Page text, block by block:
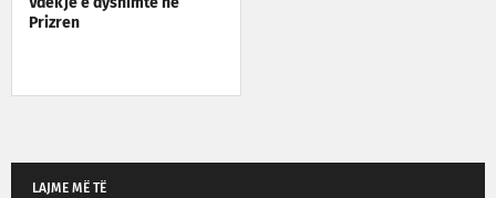
Vdekje e dyshimtë në
Prizren
LAJME MË TË